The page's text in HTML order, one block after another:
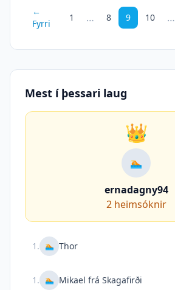
←
Fyrri
1 … 8 9 10 …
Mest í þessari laug
👑
🏊
ernadagny94
2 heimsóknir
1 . 🏊 Thor
1 . 🏊 Mikael frá Skagafirði